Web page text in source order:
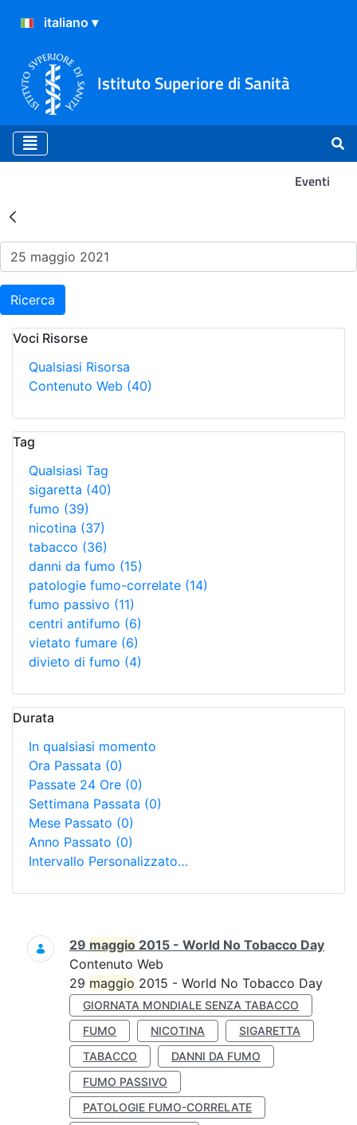
Istituto Superiore di Sanità
Eventi
Risultati della Ricerca -
Ricerca
Voci Risorse
Qualsiasi Risorsa
Contenuto Web (40)
Tag
Qualsiasi Tag
sigaretta (40)
fumo (39)
nicotina (37)
tabacco (36)
danni da fumo (15)
patologie fumo-correlate (14)
fumo passivo (11)
centri antifumo (6)
vietato fumare (6)
divieto di fumo (4)
Durata
In qualsiasi momento
Ora Passata (0)
Passate 24 Ore (0)
Settimana Passata (0)
Mese Passato (0)
Anno Passato (0)
Intervallo Personalizzato…
Ricerca
29 maggio 2015 - World No Tobacco Day
Contenuto Web
29 maggio 2015 - World No Tobacco Day
GIORNATA MONDIALE SENZA TABACCO
FUMO
NICOTINA
SIGARETTA
TABACCO
DANNI DA FUMO
FUMO PASSIVO
PATOLOGIE FUMO-CORRELATE